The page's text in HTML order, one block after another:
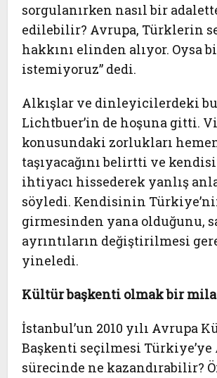
sorgulanırken nasıl bir
edilebilir? Avrupa, Türklerin
hakkını elinden alıyor. Oysa
istemiyoruz” dedi.
Alkışlar ve dinleyicilerdeki
Lichtbuer’in de hoşuna gitti.
konusundaki zorlukları
taşıyacağını belirtti ve
ihtiyacı hissederek yanlış
söyledi. Kendisinin
girmesinden yana olduğunu,
ayrıntıların değiştirilmesi
yineledi.
Kültür başkenti olmak bir
İstanbul’un 2010 yılı Avrupa
Başkenti seçilmesi Türkiye’ye
sürecinde ne kazandırabilir?